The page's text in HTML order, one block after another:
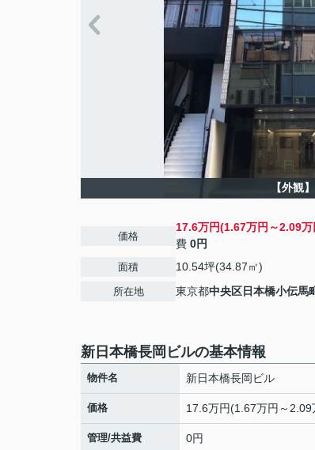
【外観】
価格
17.6万円(1.67万円～2.09万
費 0円
面積 10.54坪(34.87㎡)
所在地 東京都中央区日本橋小伝馬
新日本橋長岡ビルの基本情報
物件名 新日本橋長岡ビル
価格 17.6万円(1.67万円～2.09
管理/共益費 0円